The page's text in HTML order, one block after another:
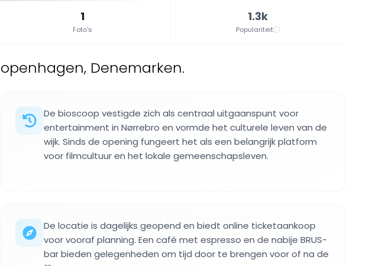
1
Foto's
1.3k
Populariteit
Denemarken.
De bioscoop vestigde zich als centraal uitgaanspunt voor
entertainment in Nørrebro en vormde het culturele leven van de
wijk. Sinds de opening fungeert het als een belangrijk platform
voor filmcultuur en het lokale gemeenschapsleven.
De locatie is dagelijks geopend en biedt online ticketaankoop
voor vooraf planning. Een café met espresso en de nabije BRUS-
bar bieden gelegenheden om tijd door te brengen voor of na de